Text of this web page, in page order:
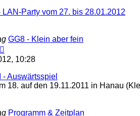
Party vom 27. bis 28.01.2012
GG8 - Klein aber fein
Beitrag
10:28
Auswärtsspiel
18. auf den 19.11.2011 in Hanau
Programm & Zeitplan